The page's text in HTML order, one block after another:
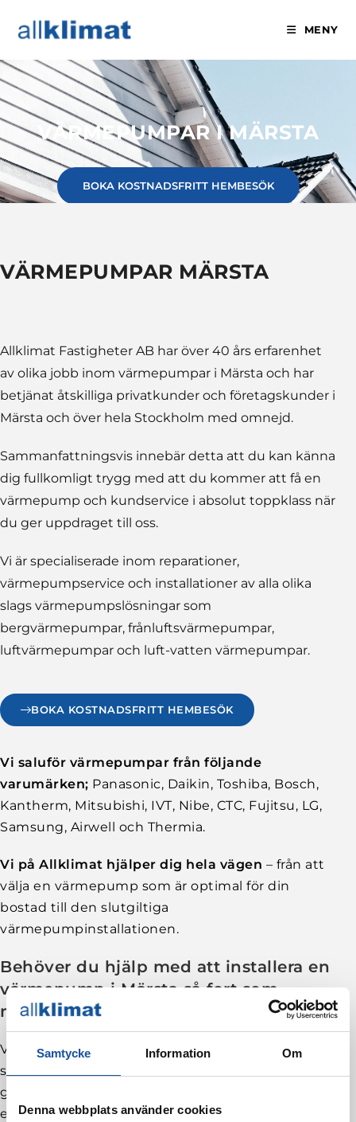
Samtycke Information Om
Denna webbplats använder cookies
MENY
VÄRMEPUMPAR I MÄRSTA
BOKA KOSTNADSFRITT HEMBESÖK
VÄRMEPUMPAR MÄRSTA
Allklimat Fastigheter AB har över 40 års erfarenhet
av olika jobb inom värmepumpar i Märsta och har
betjänat åtskilliga privatkunder och företagskunder i
Märsta och över hela Stockholm med omnejd.
Sammanfattningsvis innebär detta att du kan känna
dig fullkomligt trygg med att du kommer att få en
värmepump och kundservice i absolut toppklass när
du ger uppdraget till oss.
Vi är specialiserade inom reparationer,
värmepumpservice och installationer av alla olika
slags värmepumpslösningar som
bergvärmepumpar, frånluftsvärmepumpar,
luftvärmepumpar och luft-vatten värmepumpar.
BOKA KOSTNADSFRITT HEMBESÖK
Vi saluför värmepumpar från följande
varumärken; Panasonic, Daikin, Toshiba, Bosch,
Kantherm, Mitsubishi, IVT, Nibe, CTC, Fujitsu, LG,
Samsung, Airwell och Thermia.
Vi på Allklimat hjälper dig hela vägen – från att
välja en värmepump som är optimal för din
bostad till den slutgiltiga
värmepumpinstallationen.
Behöver du hjälp med att installera en
värmepump i Märsta så fort som
möjligt?
Vi jobbar hårt för att leverera våra tjänster så
snabbt och effektivt som möjligt. Kontakta oss
gärna idag så ska vi göra allt vi kan för att skicka
en tekniker till din adress så snabbt som möjligt.